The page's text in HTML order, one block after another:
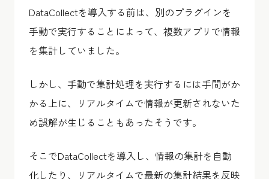
DataCollectを導入する前は、別のプラグインを
手動で実行することによって、複数アプリで情報
を集計していました。
しかし、手動で集計処理を実行するには手間がか
かる上に、リアルタイムで情報が更新されないた
め誤解が生じることもあったそうです。
そこでDataCollectを導入し、情報の集計を自動
化したり、リアルタイムで最新の集計結果を反映